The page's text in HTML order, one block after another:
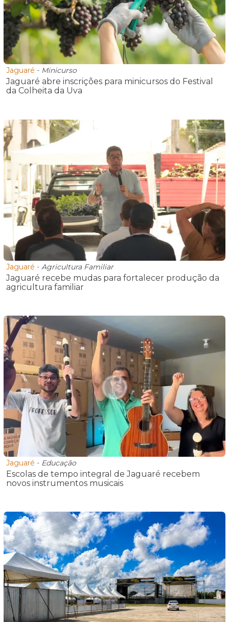
Jaguaré - Minicurso
Jaguaré abre inscrições para minicursos do Festival
da Colheita da Uva
Jaguaré - Agricultura Familiar
Jaguaré recebe mudas para fortalecer produção da
agricultura familiar
Jaguaré - Educação
Escolas de tempo integral de Jaguaré recebem
novos instrumentos musicais